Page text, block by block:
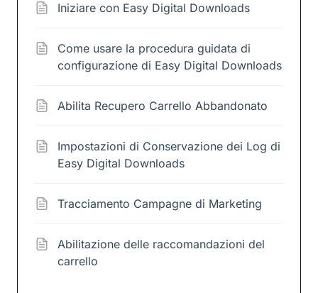
Iniziare con Easy Digital Downloads
Come usare la procedura guidata di
configurazione di Easy Digital Downloads
Abilita Recupero Carrello Abbandonato
Impostazioni di Conservazione dei Log di
Easy Digital Downloads
Tracciamento Campagne di Marketing
Abilitazione delle raccomandazioni del
carrello